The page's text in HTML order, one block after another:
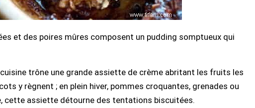
et des poires mûres composent un pudding somptueux qui
trône une grande assiette de crème abritant les fruits les
y règnent ; en plein hiver, pommes croquantes, grenades ou
cette assiette détourne des tentations biscuitées.